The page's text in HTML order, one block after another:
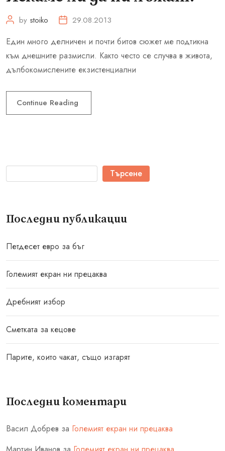
by stoiko 29.08.2013
Един много делничен и почти битов сюжет ме подтикна
към днешните размисли. Както често се случва в живота,
дълбокомислените екзистенциални
Continue Reading
Търсене
Последни публикации
Петдесет евро за бъг
Големият екран ни прецаква
Дребният избор
Сметката за кецове
Парите, които чакат, също изгарят
Последни коментари
Васил Добрев за Големият екран ни прецаква